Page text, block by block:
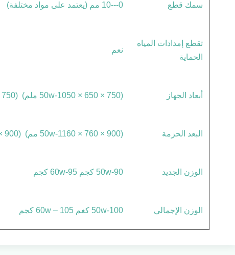
سمك قطع 0---10 مم (يعتمد على مواد مختلفة)
تقطع إمدادات المياه
الحماية
نعم
أبعاد الجهاز (50w-1050 × 650 × 750 ملم) (60w-1400 × 650 × 750 ملم)
البعد الحزمة (50w-1160 × 760 × 900 مم) (60w-1660 × 760 × 900 مم)
الوزن الجديد 50w-90 كجم 60w-95 كجم
الوزن الإجمالي 50w-100 كغم 60w – 105 كجم